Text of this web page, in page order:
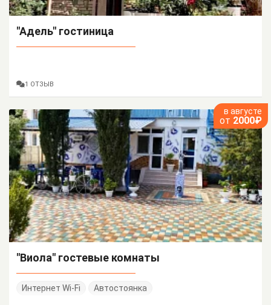
"Адель" гостиница
1 ОТЗЫВ
в августе
от 2000₽
"Виола" гостевые комнаты
Интернет Wi-Fi Автостоянка